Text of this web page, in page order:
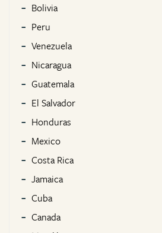
Bolivia
Peru
Venezuela
Nicaragua
Guatemala
El Salvador
Honduras
Mexico
Costa Rica
Jamaica
Cuba
Canada